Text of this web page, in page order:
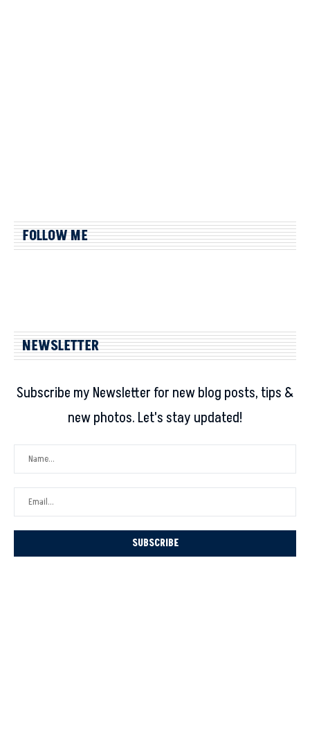
FOLLOW ME
NEWSLETTER
Subscribe my Newsletter for new blog posts, tips &
new photos. Let's stay updated!